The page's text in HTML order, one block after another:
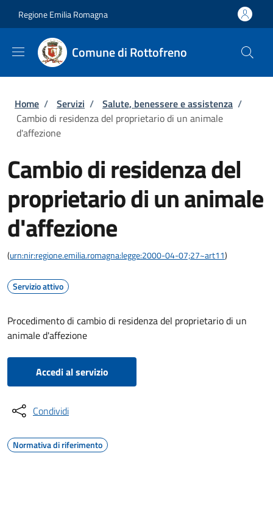
Regione Emilia Romagna
Comune di Rottofreno
Briciole di pane
Home / Servizi / Salute, benessere e assistenza /
Cambio di residenza del proprietario di un animale
d'affezione
Cambio di residenza del
proprietario di un animale
d'affezione
(urn:nir:regione.emilia.romagna:legge:2000-04-07;27~art11)
Servizio attivo
Procedimento di cambio di residenza del proprietario di un
animale d'affezione
Accedi al servizio
Condividi
Normativa di riferimento